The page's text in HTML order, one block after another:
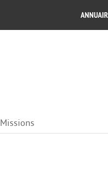
Missions